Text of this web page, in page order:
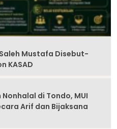
Mustafa Disebut-
KASAD
di Tondo, MUI
Arif dan Bijaksana